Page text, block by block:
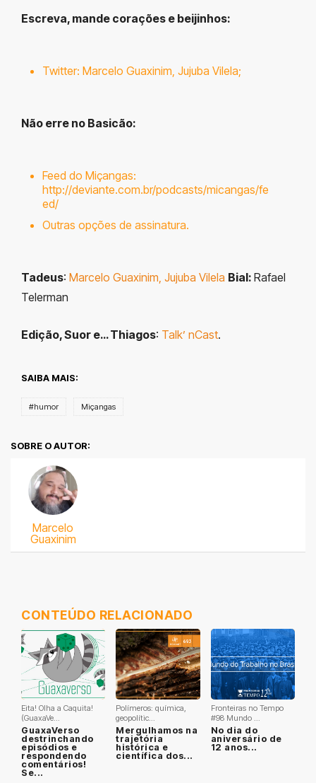
Escreva, mande corações e beijinhos:
Twitter: Marcelo Guaxinim Jujuba Vilela;
Não erre no Basicão:
Feed do Miçangas:
http://deviante.com.br/podcasts/micangas/fe
ed/
Outras opções de assinatura.
Tadeus: Marcelo Guaxinim, Jujuba Vilela Bial: Rafael
Telerman
Edição, Suor e… Thiagos: Talk’ nCast.
SAIBA MAIS:
#humor Miçangas
SOBRE O AUTOR:
Marcelo
Guaxinim
CONTEÚDO RELACIONADO
Eita! Olha a Caquita!
(GuaxaVe...
GuaxaVerso
destrinchando
episódios e
respondendo
comentários!
Se...
Polímeros: química,
geopolític...
Mergulhamos na
trajetória
histórica e
científica dos...
Fronteiras no Tempo
#98 Mundo ...
No dia do
aniversário de
12 anos...